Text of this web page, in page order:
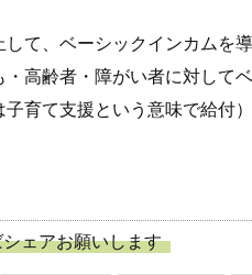
て、ベーシックインカムを
・高齢者・障がい者に対して
育て支援という意味で給付）
ェアお願いします